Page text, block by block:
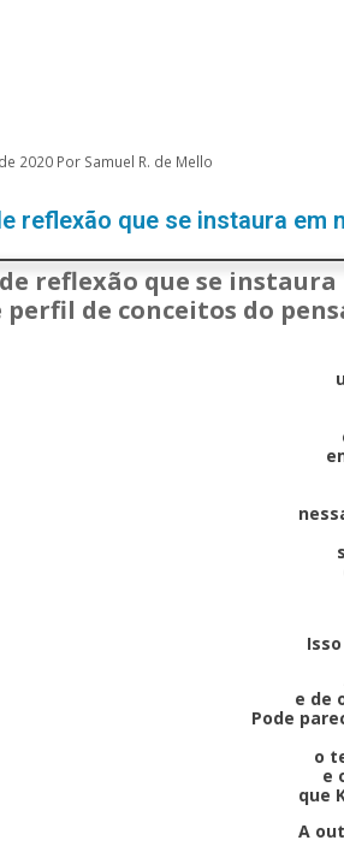
2020 Por Samuel R. de Mello
reflexão que se instaura em
reflexão que se instaura
perfil de conceitos do
e de
Pode
o
e
que
A